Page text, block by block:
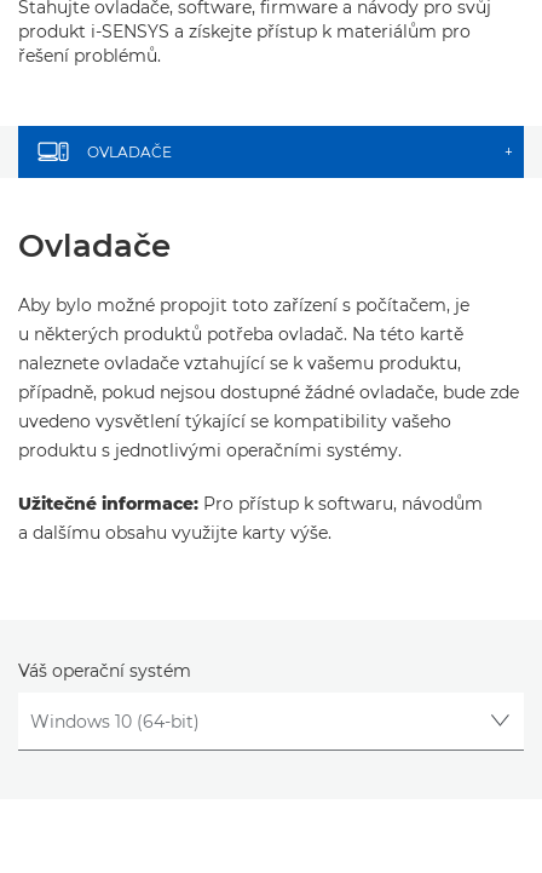
Stahujte ovladače, software, firmware a návody pro svůj
produkt i-SENSYS a získejte přístup k materiálům pro
řešení problémů.
OVLADAČE +
Ovladače
Aby bylo možné propojit toto zařízení s počítačem, je
u některých produktů potřeba ovladač. Na této kartě
naleznete ovladače vztahující se k vašemu produktu,
případně, pokud nejsou dostupné žádné ovladače, bude zde
uvedeno vysvětlení týkající se kompatibility vašeho
produktu s jednotlivými operačními systémy.
Užitečné informace: Pro přístup k softwaru, návodům
a dalšímu obsahu využijte karty výše.
Váš operační systém